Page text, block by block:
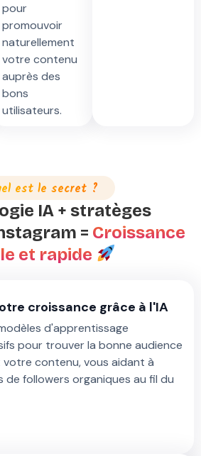
pour
promouvoir
naturellement
votre contenu
auprès des
bons
utilisateurs.
est le secret ?
IA + stratèges
= Croissance
et rapide
croissance grâce à l'IA
d'apprentissage
pour trouver la bonne audience
contenu, vous aidant à
de followers organiques au fil du